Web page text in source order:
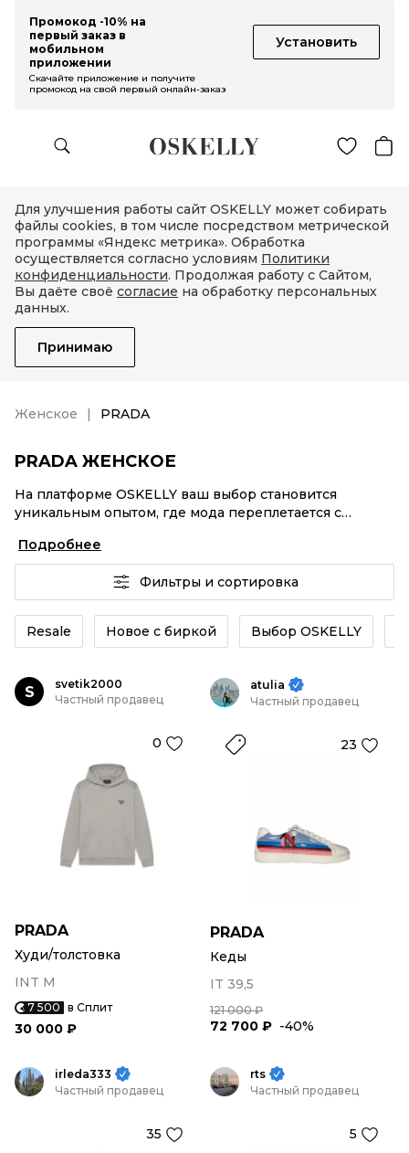
Промокод -10% на
первый заказ в
мобильном
приложении
Установить
Скачайте приложение и получите
промокод на свой первый онлайн-заказ
Для улучшения работы сайт OSKELLY может собирать
файлы cookies, в том числе посредством метрической
программы «Яндекс метрика». Обработка
осуществляется согласно условиям Политики
конфиденциальности. Продолжая работу с Сайтом,
Вы даёте своё согласие на обработку персональных
данных.
Принимаю
Женское PRADA
PRADA ЖЕНСКОЕ
На платформе OSKELLY ваш выбор становится
уникальным опытом, где мода переплетается с
аутентификация каждого заказа – PRADA Женское от
селлеров OSKELLY с быстрой доставкой по России.
Ваш стиль не ждет, и мы тоже! Винтажные изделия
или PRADA Женское из новых коллекций –
заказывайте на сайте или в приложении OSKELLY с
целой экосистемой инструментов.
Подробнее
Фильтры и сортировка
Resale Новое с биркой Выбор OSKELLY
S
svetik2000
Частный продавец
0
PRADA
Худи/толстовка
INT M
7 500 в Сплит
30 000 ₽
atulia
Частный продавец
23
PRADA
Кеды
IT 39,5
121 000 ₽
72 700 ₽ -40%
irleda333
Частный продавец
35
rts
Частный продавец
5